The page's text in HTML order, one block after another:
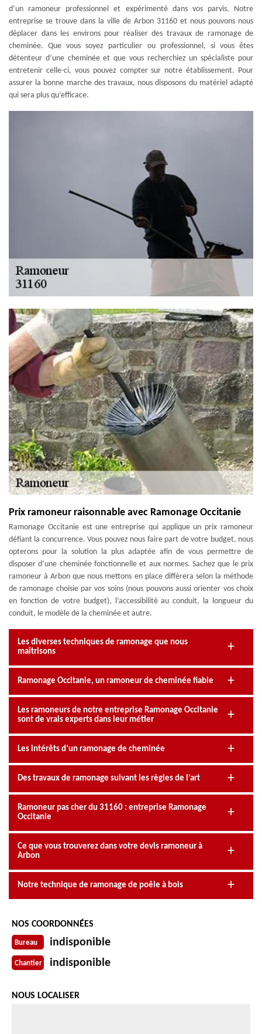
d’un ramoneur professionnel et expérimenté dans vos parvis. Notre
entreprise se trouve dans la ville de Arbon 31160 et nous pouvons nous
déplacer dans les environs pour réaliser des travaux de ramonage de
cheminée. Que vous soyez particulier ou professionnel, si vous êtes
détenteur d’une cheminée et que vous recherchiez un spécialiste pour
entretenir celle-ci, vous pouvez compter sur notre établissement. Pour
assurer la bonne marche des travaux, nous disposons du matériel adapté
qui sera plus qu’efficace.
Prix ramoneur raisonnable avec Ramonage Occitanie
Ramonage Occitanie est une entreprise qui applique un prix ramoneur
défiant la concurrence. Vous pouvez nous faire part de votre budget, nous
opterons pour la solution la plus adaptée afin de vous permettre de
disposer d’une cheminée fonctionnelle et aux normes. Sachez que le prix
ramoneur à Arbon que nous mettons en place diffèrera selon la méthode
de ramonage choisie par vos soins (nous pouvons aussi orienter vos choix
en fonction de votre budget), l’accessibilité au conduit, la longueur du
conduit, le modèle de la cheminée et autre.
Les diverses techniques de ramonage que nous
maîtrisons
Ramonage Occitanie, un ramoneur de cheminée fiable
Les ramoneurs de notre entreprise Ramonage Occitanie
sont de vrais experts dans leur métier
Les intérêts d’un ramonage de cheminée
Des travaux de ramonage suivant les règles de l’art
Ramoneur pas cher du 31160 : entreprise Ramonage
Occitanie
Ce que vous trouverez dans votre devis ramoneur à
Arbon
Notre technique de ramonage de poêle à bois
NOS COORDONNÉES
Bureau indisponible
Chantier indisponible
NOUS LOCALISER